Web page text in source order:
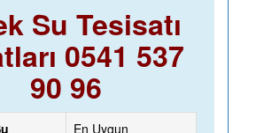
Su Tesisatı
0541 537
90 96
En Uygun